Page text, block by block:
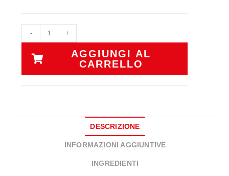
- +
AGGIUNGI AL
CARRELLO
DESCRIZIONE
INFORMAZIONI AGGIUNTIVE
INGREDIENTI